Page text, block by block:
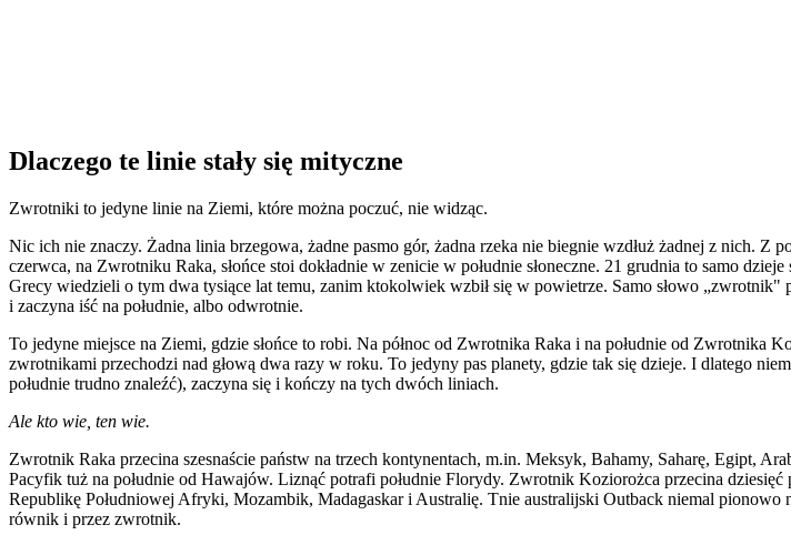
Dlaczego te linie stały się mityczne
Zwrotniki to jedyne linie na Ziemi, które można poczuć, nie widząc.
Nic ich nie znaczy. Żadna linia brzegowa, żadne pasmo gór, żadna rzeka nie biegnie wzdłuż żadnej z nich.
czerwca, na Zwrotniku Raka, słońce stoi dokładnie w zenicie w południe słoneczne. 21 grudnia to samo
Grecy wiedzieli o tym dwa tysiące lat temu, zanim ktokolwiek wzbił się w powietrze. Samo słowo „zwrotnik"
i zaczyna iść na południe, albo odwrotnie.
To jedyne miejsce na Ziemi, gdzie słońce to robi. Na północ od Zwrotnika Raka i na południe od Zwrotnika
zwrotnikami przechodzi nad głową dwa razy w roku. To jedyny pas planety, gdzie tak się dzieje. I dlatego
południe trudno znaleźć), zaczyna się i kończy na tych dwóch liniach.
Ale kto wie, ten wie.
Zwrotnik Raka przecina szesnaście państw na trzech kontynentach, m.in. Meksyk, Bahamy, Saharę, Egipt,
Pacyfik tuż na południe od Hawajów. Liznąć potrafi południe Florydy. Zwrotnik Koziorożca przecina
Republikę Południowej Afryki, Mozambik, Madagaskar i Australię. Tnie australijski Outback niemal
równik i przez zwrotnik.